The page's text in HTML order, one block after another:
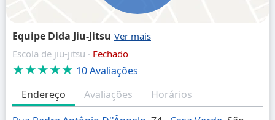
Equipe Dida Jiu-Jitsu
Escola de jiu-jitsu · Fechado
★★★★★ 10 Avaliações
Endereço
Avaliações
Horários